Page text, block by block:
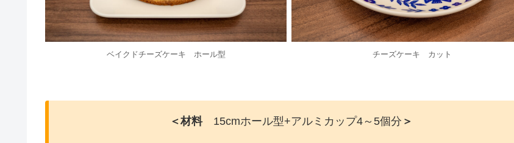
ベイクドチーズケーキ ホール型 チーズケーキ カット
＜材料15cmホール型+アルミカップ4～5個分 ＞